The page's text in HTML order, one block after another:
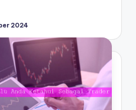
2024